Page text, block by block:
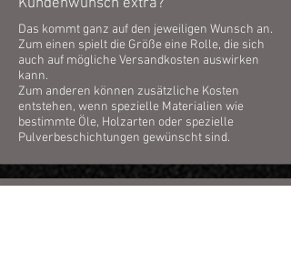
Kundenwunsch extra?
​Das kommt ganz auf den jeweiligen Wunsch an.
Zum einen spielt die Größe eine Rolle, die sich
auch auf mögliche Versandkosten auswirken
kann.
Zum anderen können zusätzliche Kosten
entstehen, wenn spezielle Materialien wie
bestimmte Öle, Holzarten oder spezielle
Pulverbeschichtungen gewünscht sind.